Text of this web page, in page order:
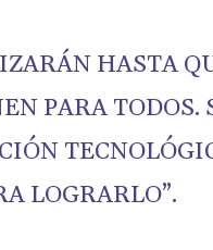
HASTA
PARA TODOS.
LOGRARLO”.